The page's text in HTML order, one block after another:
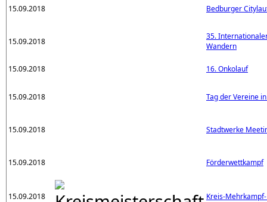
15.09.2018 Bedburger
15.09.2018
35.
Wandern
15.09.2018 16. Onkolauf
15.09.2018 Tag der Vereine
15.09.2018 Stadtwerke
15.09.2018 Förderwettkampf
15.09.2018 Kreis-